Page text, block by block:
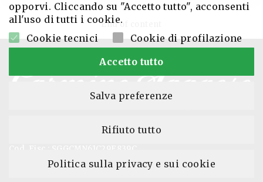
End of content
REA di CE: 161132
opporvi. Cliccando su "Accetto tutto", acconsenti
all'uso di tutti i cookie.
Cookie tecnici
Cookie di profilazione
Accetto tutto
Salva preferenze
Rifiuto tutto
Politica sulla privacy e sui cookie